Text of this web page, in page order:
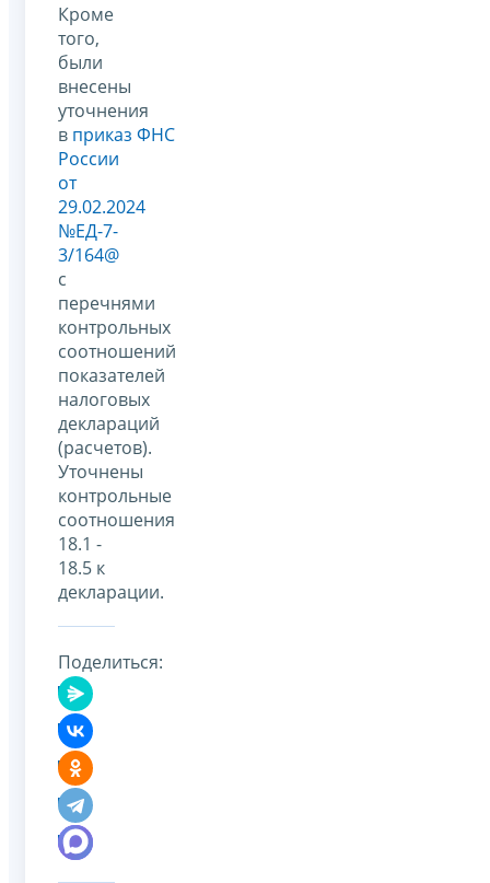
Кроме
того,
были
внесены
уточнения
в приказ ФНС
России
от
29.02.2024
№ЕД-7-
3/164@
с
перечнями
контрольных
соотношений
показателей
налоговых
деклараций
(расчетов).
Уточнены
контрольные
соотношения
18.1 -
18.5 к
декларации.
Поделиться: